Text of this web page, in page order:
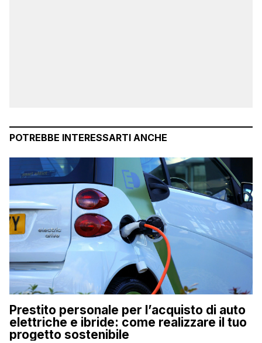
POTREBBE INTERESSARTI ANCHE
Prestito personale per l’acquisto di auto
elettriche e ibride: come realizzare il tuo
progetto sostenibile